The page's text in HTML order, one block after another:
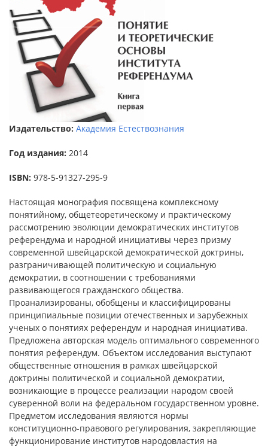
Издательство: Академия Естествознания
Год издания: 2014
ISBN: 978-5-91327-295-9
Настоящая монография посвящена комплексному
понятийному, общетеоретическому и практическому
рассмотрению эволюции демократических институтов
референдума и народной инициативы через призму
современной швейцарской демократической доктрины,
разграничивающей политическую и социальную
демократии, в соотношении с требованиями
развивающегося гражданского общества.
Проанализированы, обобщены и классифицированы
принципиальные позиции отечественных и зарубежных
ученых о понятиях референдум и народная инициатива.
Предложена авторская модель оптимального современного
понятия референдум. Объектом исследования выступают
общественные отношения в рамках швейцарской
доктрины политической и социальной демократии,
возникающие в процессе реализации народом своей
суверенной воли на федеральном государственном уровне.
Предметом исследования являются нормы
конституционно-правового регулирования, закрепляющие
функционирование институтов народовластия на